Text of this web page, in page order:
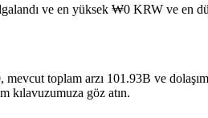
ve en yüksek ₩0 KRW ve en
toplam arzı 101.93B ve
kılavuzumuza göz atın.